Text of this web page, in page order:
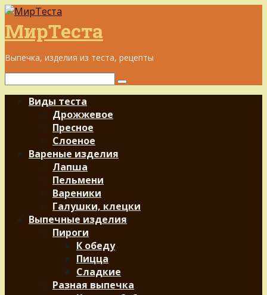
Перейти
к
контенту
МирТеста
Выпечка, изделия из теста, рецепты
Поиск:
Виды теста
Дрожжевое
Пресное
Слоеное
Вареные изделия
Лапша
Пельмени
Вареники
Галушки, клецки
Выпечные изделия
Пироги
К обеду
Пицца
Сладкие
Разная выпечка